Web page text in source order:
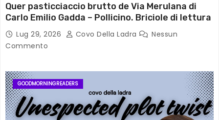
Quer pasticciaccio brutto de Via Merulana di
Carlo Emilio Gadda – Pollicino. Briciole di lettura
Lug 29, 2026 Covo Della Ladra
Nessun
Commento
GOODMORNINGREADERS